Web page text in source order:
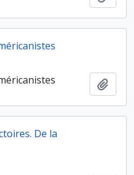
De la